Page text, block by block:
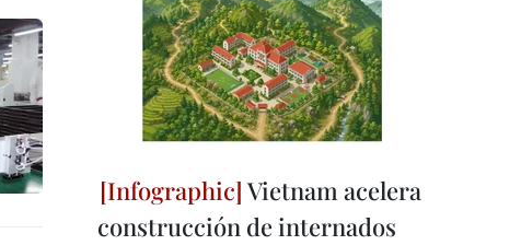
Vietnam acelera
construcción de internados